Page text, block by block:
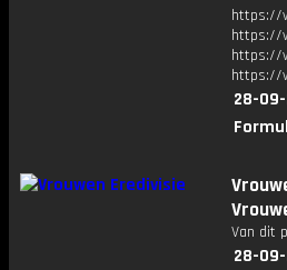
https://
https://
https://
https://
28-
Van dit
28-